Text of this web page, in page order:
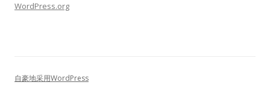
WordPress.org
自豪地采用WordPress